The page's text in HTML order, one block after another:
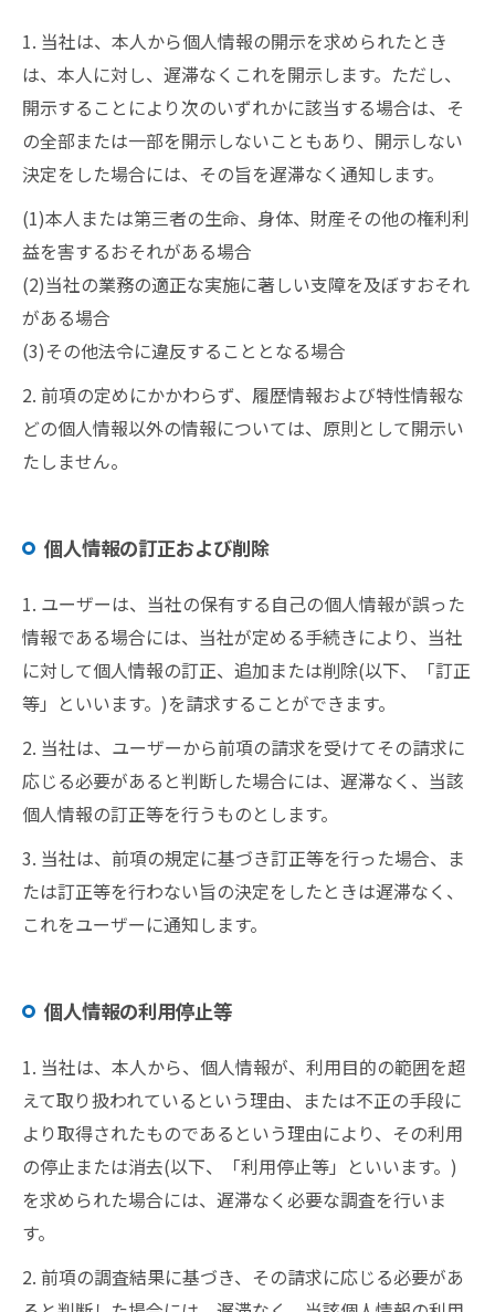
1. 当社は、本人から個人情報の開示を求められたとき
は、本人に対し、遅滞なくこれを開示します。ただし、
開示することにより次のいずれかに該当する場合は、そ
の全部または一部を開示しないこともあり、開示しない
決定をした場合には、その旨を遅滞なく通知します。
(1)本人または第三者の生命、身体、財産その他の権利利
益を害するおそれがある場合
(2)当社の業務の適正な実施に著しい支障を及ぼすおそれ
がある場合
(3)その他法令に違反することとなる場合
2. 前項の定めにかかわらず、履歴情報および特性情報な
どの個人情報以外の情報については、原則として開示い
たしません。
個人情報の訂正および削除
1. ユーザーは、当社の保有する自己の個人情報が誤った
情報である場合には、当社が定める手続きにより、当社
に対して個人情報の訂正、追加または削除(以下、「訂正
等」といいます。)を請求することができます。
2. 当社は、ユーザーから前項の請求を受けてその請求に
応じる必要があると判断した場合には、遅滞なく、当該
個人情報の訂正等を行うものとします。
3. 当社は、前項の規定に基づき訂正等を行った場合、ま
たは訂正等を行わない旨の決定をしたときは遅滞なく、
これをユーザーに通知します。
個人情報の利用停止等
1. 当社は、本人から、個人情報が、利用目的の範囲を超
えて取り扱われているという理由、または不正の手段に
より取得されたものであるという理由により、その利用
の停止または消去(以下、「利用停止等」といいます。)
を求められた場合には、遅滞なく必要な調査を行いま
す。
2. 前項の調査結果に基づき、その請求に応じる必要があ